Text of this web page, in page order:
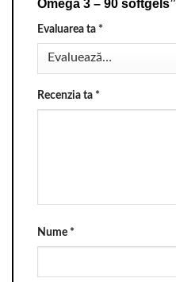
Omega 3 – 90 softgels”
Evaluarea ta *
Recenzia ta *
Nume *